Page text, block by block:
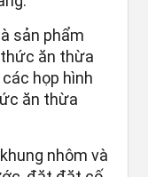
sản phẩm
ăn thừa
họp hình
ăn thừa
nhôm và